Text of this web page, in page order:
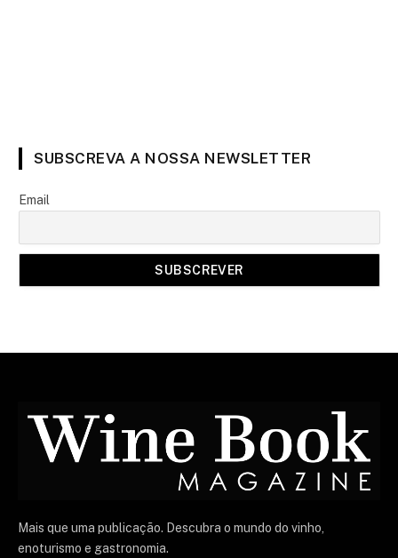
SUBSCREVA A NOSSA NEWSLETTER
Email
Mais que uma publicação. Descubra o mundo do vinho,
enoturismo e gastronomia.